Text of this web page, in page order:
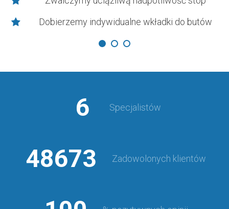
Dobierzemy indywidualne wkładki do butów
6 Specjalistów
48673 Zadowolonych klientów